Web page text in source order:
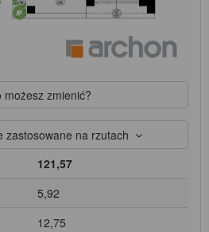
możesz zmienić?
zastosowane na rzutach
121,57
5,92
12,75